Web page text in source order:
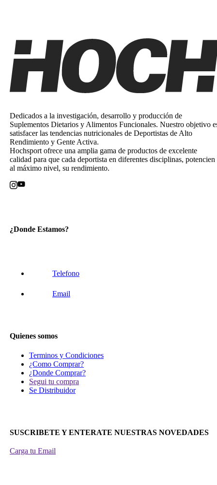
Dedicados a la investigación, desarrollo y producción de
Suplementos Dietarios y Alimentos Funcionales. Nuestro objetivo
satisfacer las tendencias nutricionales de Deportistas de Alto
Rendimiento y Gente Activa.
Hochsport ofrece una amplia gama de productos de excelente
calidad para que cada deportista en diferentes disciplinas, potencien
al máximo nivel, su rendimiento.
¿Donde Estamos?
Telefono
Email
Quienes somos
Terminos y Condiciones
¿Como Comprar?
¿Donde Comprar?
Segui tu compra
Se Distribuidor
SUSCRIBETE Y ENTERATE NUESTRAS NOVEDADES
Carga tu Email